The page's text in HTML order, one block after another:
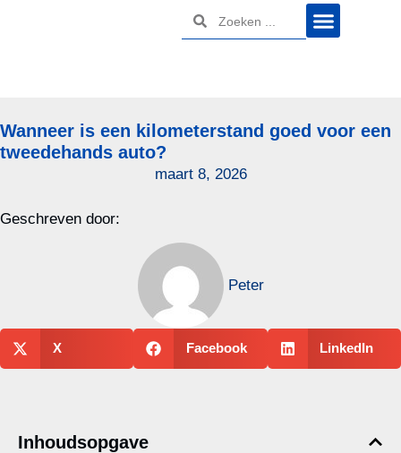
Wanneer is een kilometerstand goed voor een
tweedehands auto?
maart 8, 2026
Geschreven door:
Peter
X Facebook LinkedIn
Inhoudsopgave